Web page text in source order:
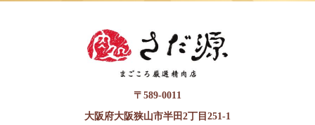
〒589-0011
大阪府大阪狭山市半田2丁目251-1